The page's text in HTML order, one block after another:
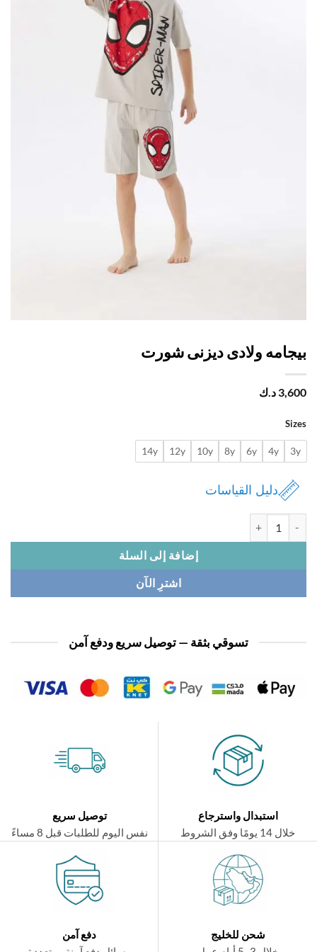
ولادى ديزنى شورت
د.ك
4y
6y
8y
10y
12y
14y
دليل القياسات
إضافة إلى السلة
اشترِ الآن
تسوقي بثقة — توصيل سريع ودفع آمن
استبدال واسترجاع
توصيل سريع
نفس اليوم للطلبات قبل 8 مساءً
شحن للخليج
دفع آمن